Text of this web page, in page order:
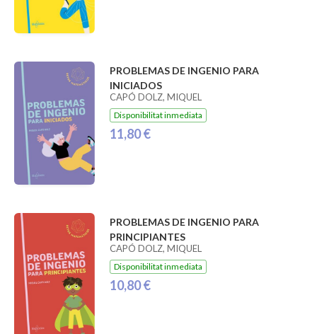
PROBLEMAS DE INGENIO PARA
INICIADOS
CAPÓ DOLZ, MIQUEL
Disponibilitat inmediata
11,80 €
PROBLEMAS DE INGENIO PARA
PRINCIPIANTES
CAPÓ DOLZ, MIQUEL
Disponibilitat inmediata
10,80 €